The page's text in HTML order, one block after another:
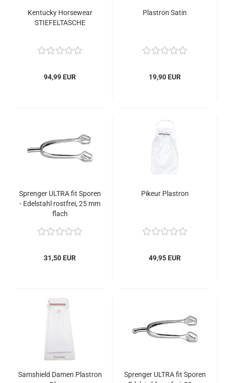
Kentucky Horsewear
STIEFELTASCHE
94,99 EUR
Plastron Satin
19,90 EUR
Sprenger ULTRA fit Sporen
- Edelstahl rostfrei, 25 mm
flach
31,50 EUR
Pikeur Plastron
49,95 EUR
Samshield Damen Plastron
Sprenger ULTRA fit Sporen